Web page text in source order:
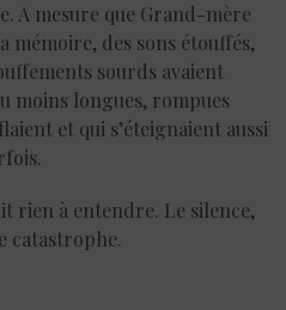
A mesure que Grand-mère
mémoire, des sons étouffés,
sourds avaient
moins longues, rompues
et qui s’éteignaient aussi
rien à entendre. Le silence,
catastrophe.